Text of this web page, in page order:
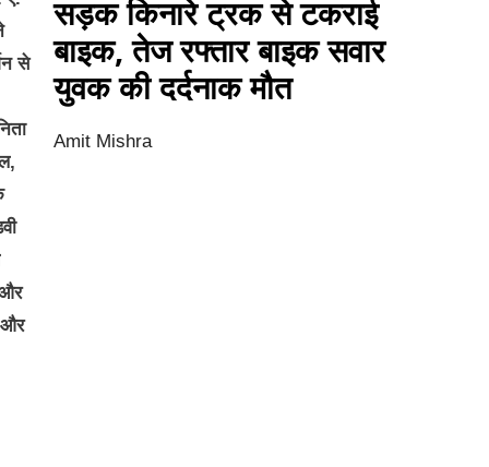
से
और
और
सड़क किनारे ट्रक से टकराई
बाइक, तेज रफ्तार बाइक सवार
युवक की दर्दनाक मौत
Amit Mishra